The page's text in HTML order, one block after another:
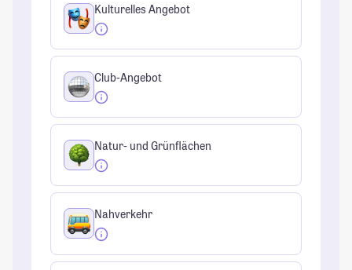
Kulturelles Angebot
Club-Angebot
Natur- und Grünflächen
Nahverkehr